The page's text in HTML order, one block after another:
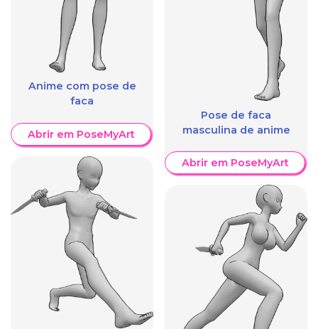
Anime com pose de
faca
Abrir em PoseMyArt
Pose de faca
masculina de anime
Abrir em PoseMyArt